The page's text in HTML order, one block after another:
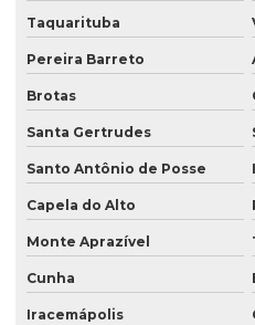
Taquarituba
Pereira Barreto
Brotas
Santa Gertrudes
Santo Antônio de Posse
Capela do Alto
Monte Aprazível
Cunha
Iracemápolis